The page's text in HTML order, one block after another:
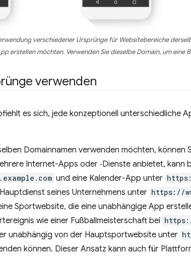
verschiedener Ursprünge für Websitebereiche
erstellen möchten. Verwenden Sie dieselbe Domain, um eine
verwenden
es sich, jede konzeptionell unterschiedliche
Domainnamen verwenden möchten, können
Internet-Apps oder ‑Dienste anbietet, kann
und eine Kalender-App unter
seines Unternehmens unter https://
Sportwebsite, die eine unabhängige App
wie einer Fußballmeisterschaft bei
unabhängig von der Hauptsportwebsite unter
können. Dieser Ansatz kann auch für